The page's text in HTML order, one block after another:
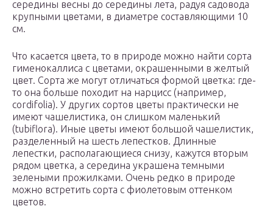
середины весны до середины лета, радуя садовода
крупными цветами, в диаметре составляющими 10
см.
Что касается цвета, то в природе можно найти сорта
гименокаллиса с цветами, окрашенными в желтый
цвет. Сорта же могут отличаться формой цветка: где-
то она больше походит на нарцисс (например,
cordifolia). У других сортов цветы практически не
имеют чашелистика, он слишком маленький
(tubiflora). Иные цветы имеют большой чашелистик,
разделенный на шесть лепестков. Длинные
лепестки, располагающиеся снизу, кажутся вторым
рядом цветка, а середина украшена темными
зелеными прожилками. Очень редко в природе
можно встретить сорта с фиолетовым оттенком
цветов.